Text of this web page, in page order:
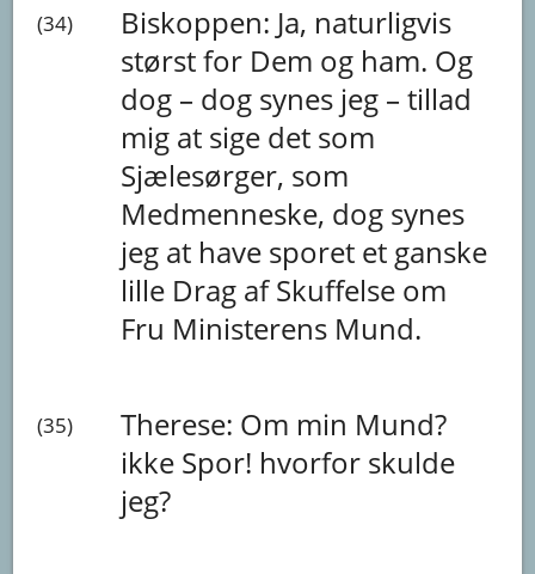
(34) Biskoppen: Ja, naturligvis
størstfor Dem og ham. Og
dog – dog synes jeg –tillad
mig at sige det som
Sjælesørger, som
Medmenneske, dog synes
jeg at have sporet et ganske
lille Drag afSkuffelse om
Fru Ministerens Mund.
(35) Therese: Om min Mund?
ikke Spor! hvorfor skulde
jeg?